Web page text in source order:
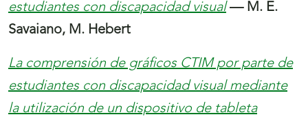
estudiantes con discapacidad visual — M. E.
Savaiano, M. Hebert
La comprensión de gráficos CTIM por parte de
estudiantes con discapacidad visual mediante
la utilización de un dispositivo de tableta